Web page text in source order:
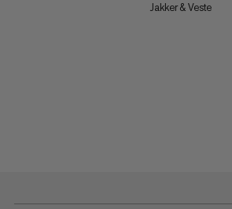
Jakker & Veste